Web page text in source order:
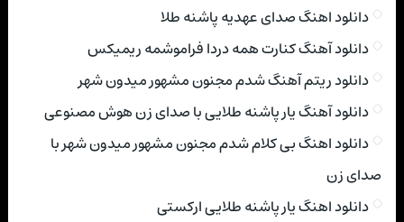
دانلود اهنگ صدای عهدیه پاشنه طلا
دانلود آهنگ کنارت همه دردا فراموشمه ریمیکس
دانلود ریتم آهنگ شدم مجنون مشهور میدون شهر
دانلود آهنگ یار پاشنه طلایی با صدای زن هوش مصنوعی
دانلود اهنگ بی کلام شدم مجنون مشهور میدون شهر با
صدای زن
دانلود اهنگ یار پاشنه طلایی ارکستی